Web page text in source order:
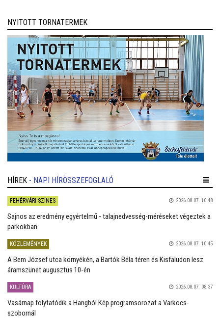
NYITOTT TORNATERMEK
HÍREK - NAPI HÍRÖSSZEFOGLALÓ
FEHÉRVÁRI SZÍNES 2026.08.07. 10:48
Sajnos az eredmény egyértelmű - talajnedvesség-méréseket végeztek a
parkokban
KÖZLEMÉNYEK 2026.08.07. 10:45
A Bem József utca környékén, a Bartók Béla téren és Kisfaludon lesz
áramszünet augusztus 10-én
KULTÚRA 2026.08.07. 08:37
Vasárnap folytatódik a Hangból Kép programsorozat a Varkocs-
szobornál